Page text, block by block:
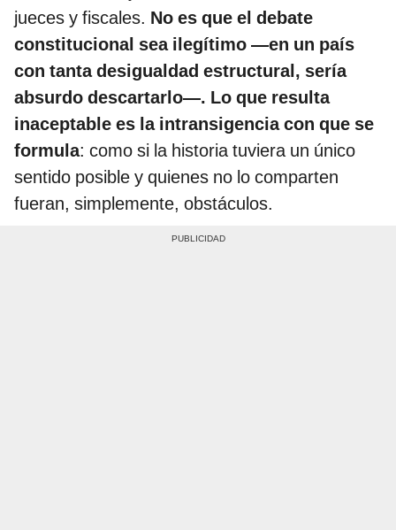
jueces y fiscales. No es que el debate
constitucional sea ilegítimo —en un país
con tanta desigualdad estructural, sería
absurdo descartarlo—. Lo que resulta
inaceptable es la intransigencia con que se
formula: como si la historia tuviera un único
sentido posible y quienes no lo comparten
fueran, simplemente, obstáculos.